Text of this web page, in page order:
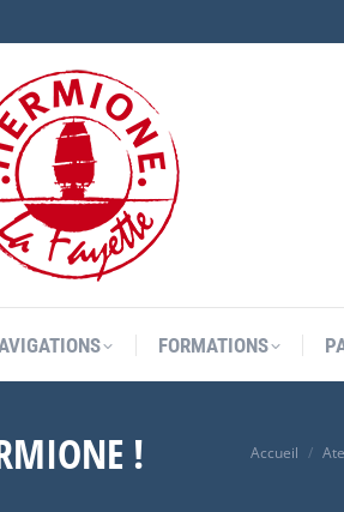
FORMATIONS
! Vous êtes
Accueil
FORMATIONS